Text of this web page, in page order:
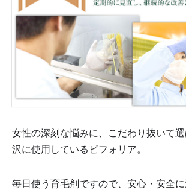
女性の深刻な悩みに、こだわり抜いて
沢に使用しているビフォリア。
毎日使う育毛剤ですので、安心・安全